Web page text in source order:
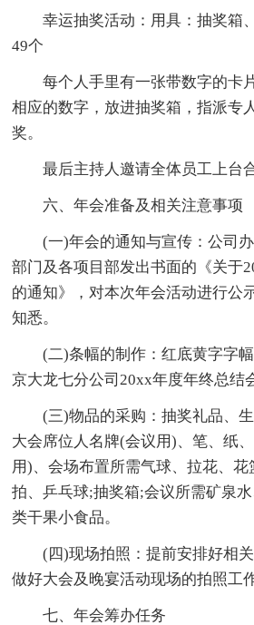
幸运抽奖活动：用具：抽奖箱
49个
每个人手里有一张带数字的卡
相应的数字，放进抽奖箱，指派专
奖。
最后主持人邀请全体员工上台
六、年会准备及相关注意事项
(一)年会的通知与宣传：公司
部门及各项目部发出书面的《关于
的通知》，对本次年会活动进行公
知悉。
(二)条幅的制作：红底黄字字
京大龙七分公司20xx年度年终总结
(三)物品的采购：抽奖礼品、
大会席位人名牌(会议用)、笔、纸
用)、会场布置所需气球、拉花、
拍、乒乓球;抽奖箱;会议所需矿泉
类干果小食品。
(四)现场拍照：提前安排好相
做好大会及晚宴活动现场的拍照工作
七、年会筹办任务